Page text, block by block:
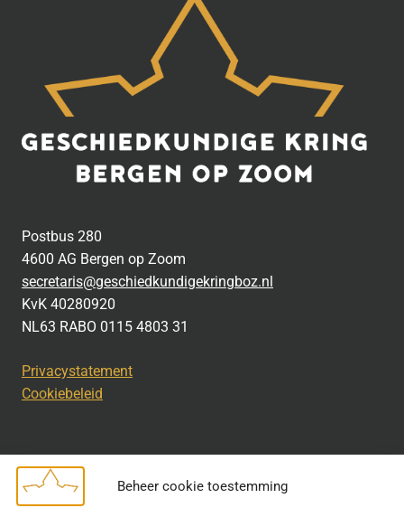
Beheer cookie toestemming
Postbus 280
4600 AG Bergen op Zoom
secretaris@geschiedkundigekringboz.nl
KvK 40280920
NL63 RABO 0115 4803 31
Privacystatement
Cookiebeleid